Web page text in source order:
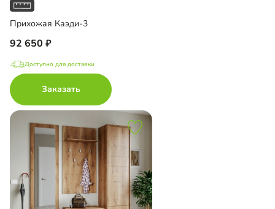
Прихожая Каэди-3
92 650
Доступно для доставки
Заказать